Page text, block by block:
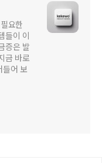
요한
들이 이
증은 발
금 바로
어 보